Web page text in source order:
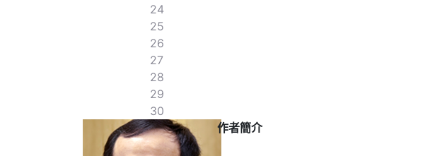
24
25
26
27
28
29
30
作者簡介